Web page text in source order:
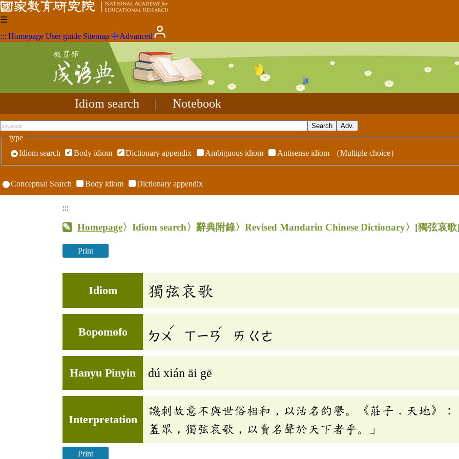
☰
::: Homepage User guide Sitemap 中Advanced
Idiom search Notebook
type
Idiom search
Body idiom Dictionary appendix Ambiguous idiom Antisense idiom （Multiple choice）
Conceptual Search Body idiom Dictionary appendix
:::
Homepage〉Idiom search〉辭典附錄〉Revised Mandarin Chinese Dictionary〉 [獨弦哀
Print
Idiom 獨弦哀歌
Bopomofo ㄉㄨ
ˊ
ㄒㄧㄢ
ˊ
ㄞ ㄍㄜ
Hanyu Pinyin dú xián āi gē
Interpretation
譏刺故意不與世俗相和，以沽名釣譽。《莊子．天地》
蓋眾，獨弦哀歌，以賣名聲於天下者乎。」
Print